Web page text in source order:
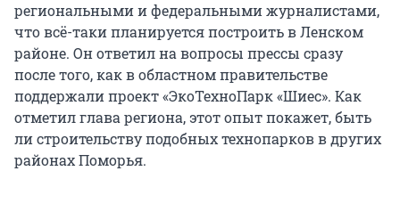
региональными и федеральными журналистами,
что всё-таки планируется построить в Ленском
районе. Он ответил на вопросы прессы сразу
после того, как в областном правительстве
поддержали проект «ЭкоТехноПарк «Шиес». Как
отметил глава региона, этот опыт покажет, быть
ли строительству подобных технопарков в других
районах Поморья.